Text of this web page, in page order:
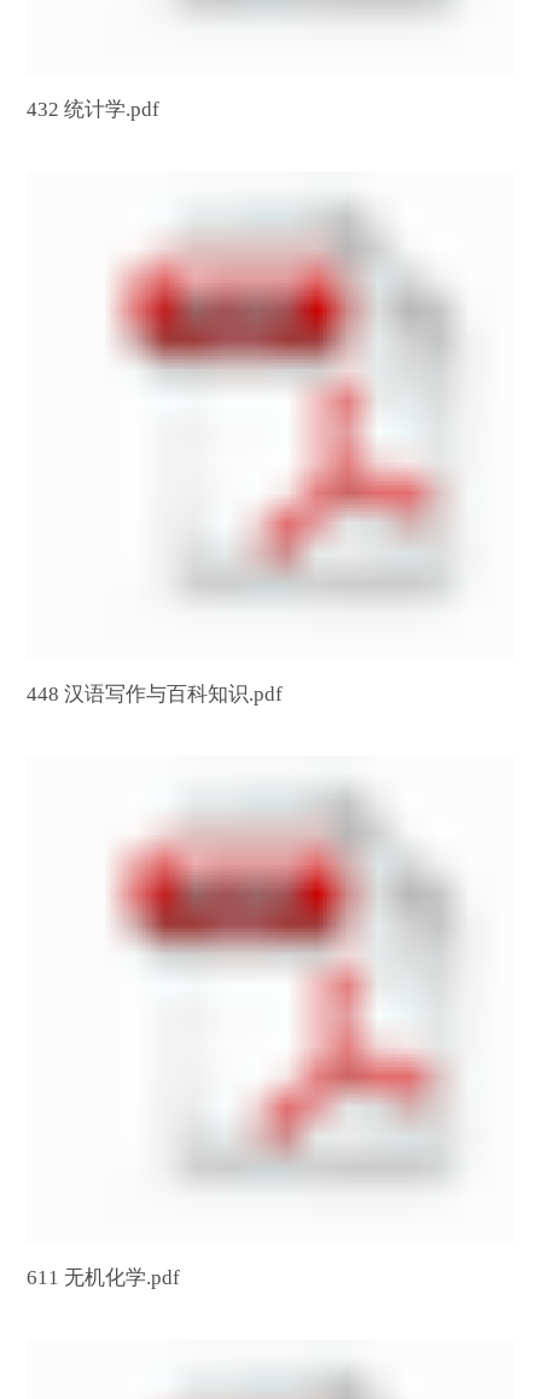
432 统计学.pdf
448 汉语写作与百科知识.pdf
611 无机化学.pdf